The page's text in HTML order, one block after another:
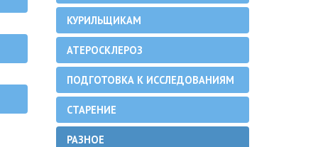
КУРИЛЬЩИКАМ
АТЕРОСКЛЕРОЗ
ПОДГОТОВКА К ИССЛЕДОВАНИЯМ
СТАРЕНИЕ
РАЗНОЕ